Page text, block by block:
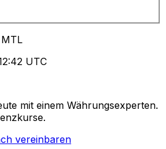
MTL
UTC
mit einem Währungsexperten.
vereinbaren